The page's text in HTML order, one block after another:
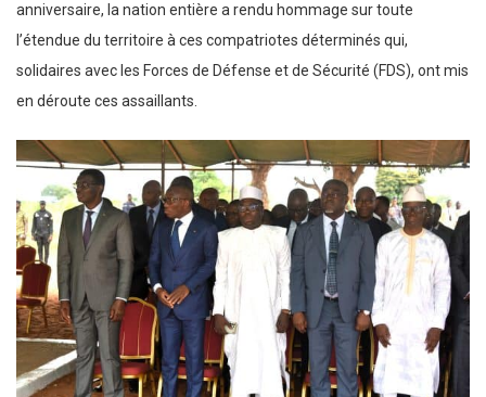
anniversaire, la nation entière a rendu hommage sur toute
l’étendue du territoire à ces compatriotes déterminés qui,
solidaires avec les Forces de Défense et de Sécurité (FDS), ont mis
en déroute ces assaillants.